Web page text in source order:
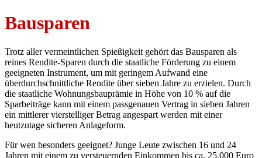
Bausparen
Trotz aller vermeintlichen Spießigkeit gehört das Bausparen als
reines Rendite-Sparen durch die staatliche Förderung zu einem
geeigneten Instrument, um mit geringem Aufwand eine
überdurchschnittliche Rendite über sieben Jahre zu erzielen. Durch
die staatliche Wohnungsbauprämie in Höhe von 10 % auf die
Sparbeiträge kann mit einem passgenauen Vertrag in sieben Jahren
ein mittlerer vierstelliger Betrag angespart werden mit einer
heutzutage sicheren Anlageform.
Für wen besonders geeignet? Junge Leute zwischen 16 und 24
Jahren mit einem zu versteuernden Einkommen bis ca. 25.000 Euro